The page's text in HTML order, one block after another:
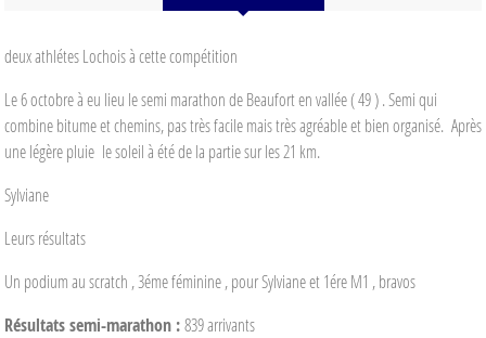
deux athlétes Lochois à cette compétition
Le 6 octobre à eu lieu le semi marathon de Beaufort en vallée ( 49 ) . Semi qui
combine bitume et chemins, pas très facile mais très agréable et bien organisé. Après
une légère pluie le soleil à été de la partie sur les 21 km.
Sylviane
Leurs résultats
Un podium au scratch , 3éme féminine , pour Sylviane et 1ére M1 , bravos
Résultats semi-marathon :839 arrivants